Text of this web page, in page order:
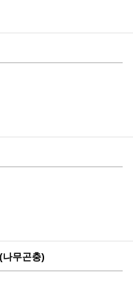
무곤충)